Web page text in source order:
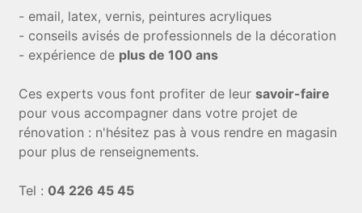
- email, latex, vernis, peintures acryliques
- conseils avisés de professionnels de la décoration
- expérience de plus de 100 ans
Ces experts vous font profiter de leursavoir-faire
pour vous accompagner dans votre projet de
rénovation : n'hésitez pas à vous rendre en magasin
pour plus de renseignements.
Tel : 04 226 45 45